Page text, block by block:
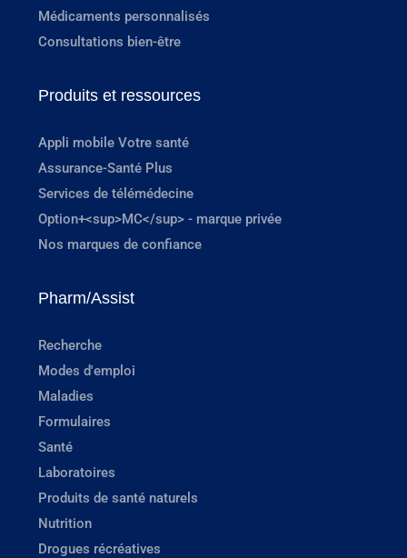
Médicaments personnalisés
Consultations bien-être
Produits et ressources
Appli mobile Votre santé
Assurance-Santé Plus
Services de télémédecine
Option+<sup>MC</sup> - marque privée
Nos marques de confiance
Pharm/Assist
Recherche
Modes d'emploi
Maladies
Formulaires
Santé
Laboratoires
Produits de santé naturels
Nutrition
Drogues récréatives